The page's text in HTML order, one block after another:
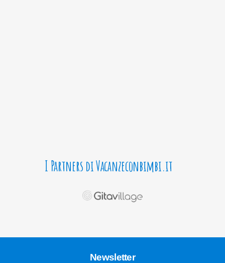
I Partners di Vacanzeconbimbi.it
Newsletter